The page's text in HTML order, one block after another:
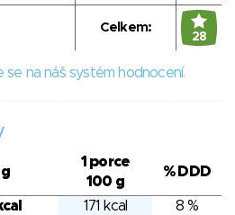
Celkem:
28
se na náš systém hodnocení.
1 porce
100 g
% DDD
171 kcal
8 %